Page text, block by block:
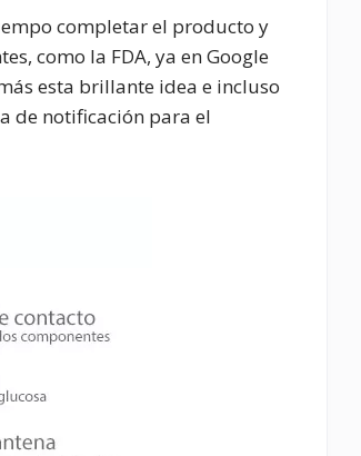
completar el producto y
como la FDA, ya en Google
esta brillante idea e incluso
de notificación para el